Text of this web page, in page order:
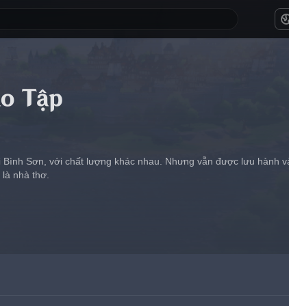
Tập
Sơn, với chất lượng khác nhau. Nhưng vẫn được lưu hành
nhà thơ.